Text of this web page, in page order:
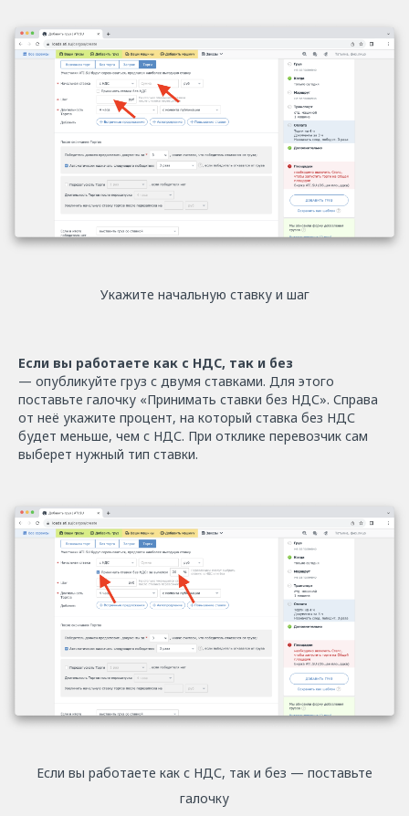
Укажите начальную ставку и шаг
Если вы работаете как с НДС, так и без
— опубликуйте груз с двумя ставками. Для этого
поставьте галочку «Принимать ставки без НДС». Справа
от неё укажите процент, на который ставка без НДС
будет меньше, чем с НДС. При отклике перевозчик сам
выберет нужный тип ставки.
Если вы работаете как с НДС, так и без — поставьте
галочку